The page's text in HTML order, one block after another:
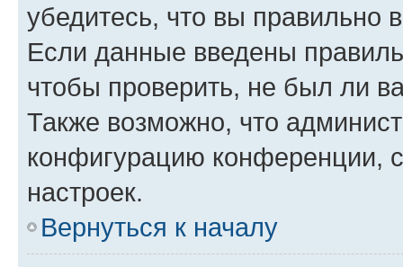
убедитесь, что вы правильно
Если данные введены
чтобы проверить, не был ли
Также возможно, что
конфигурацию конференции,
настроек.
Вернуться к началу